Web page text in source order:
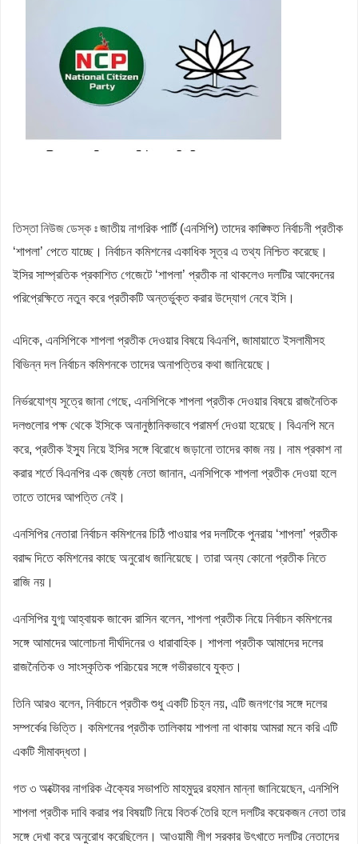
নবম পে স্কেল সরকারি কর্মকর্তা-কর্মচারীদের সুখবর দিলেন অর্থমন্ত্রী
কাজিদের আয় ১৪৪০ কোটি, সরকারের কোষাগারে নেই ১ শতাংশও
রাষ্ট্রপতি নির্বাচনে অংশ নেবে জামায়াত
তিস্তা নিউজ ডেস্ক ঃজাতীয় নাগরিক পার্টি (এনসিপি) তাদের কাঙ্ক্ষিত নির্বাচনী প্রতীক
‘শাপলা’ পেতে যাচ্ছে। নির্বাচন কমিশনের একাধিক সূত্র এ তথ্য নিশ্চিত করেছে।
ইসির সাম্প্রতিক প্রকাশিত গেজেটে ‘শাপলা’ প্রতীক না থাকলেও দলটির আবেদনের
পরিপ্রেক্ষিতে নতুন করে প্রতীকটি অন্তর্ভুক্ত করার উদ্যোগ নেবে ইসি।
এদিকে, এনসিপিকে শাপলা প্রতীক দেওয়ার বিষয়ে বিএনপি, জামায়াতে ইসলামীসহ
বিভিন্ন দল নির্বাচন কমিশনকে তাদের অনাপত্তির কথা জানিয়েছে।
নির্ভরযোগ্য সূত্রে জানা গেছে, এনসিপিকে শাপলা প্রতীক দেওয়ার বিষয়ে রাজনৈতিক
দলগুলোর পক্ষ থেকে ইসিকে অনানুষ্ঠানিকভাবে পরামর্শ দেওয়া হয়েছে। বিএনপি মনে
করে, প্রতীক ইস্যু নিয়ে ইসির সঙ্গে বিরোধে জড়ানো তাদের কাজ নয়। নাম প্রকাশ না
করার শর্তে বিএনপির এক জ্যেষ্ঠ নেতা জানান, এনসিপিকে শাপলা প্রতীক দেওয়া হলে
তাতে তাদের আপত্তি নেই।
এনসিপির নেতারা নির্বাচন কমিশনের চিঠি পাওয়ার পর দলটিকে পুনরায় ‘শাপলা’ প্রতীক
বরাদ্দ দিতে কমিশনের কাছে অনুরোধ জানিয়েছে। তারা অন্য কোনো প্রতীক নিতে
রাজি নয়।
এনসিপির যুগ্ম আহ্বায়ক জাবেদ রাসিন বলেন, শাপলা প্রতীক নিয়ে নির্বাচন কমিশনের
সঙ্গে আমাদের আলোচনা দীর্ঘদিনের ও ধারাবাহিক। শাপলা প্রতীক আমাদের দলের
রাজনৈতিক ও সাংস্কৃতিক পরিচয়ের সঙ্গে গভীরভাবে যুক্ত।
তিনি আরও বলেন, নির্বাচনে প্রতীক শুধু একটি চিহ্ন নয়, এটি জনগণের সঙ্গে দলের
সম্পর্কের ভিত্তি। কমিশনের প্রতীক তালিকায় শাপলা না থাকায় আমরা মনে করি এটি
একটি সীমাবদ্ধতা।
গত ৩ অক্টোবর নাগরিক ঐক্যের সভাপতি মাহমুদুর রহমান মান্না জানিয়েছেন, এনসিপি
শাপলা প্রতীক দাবি করার পর বিষয়টি নিয়ে বিতর্ক তৈরি হলে দলটির কয়েকজন নেতা তার
সঙ্গে দেখা করে অনুরোধ করেছিলেন। আওয়ামী লীগ সরকার উৎখাতে দলটির নেতাদের